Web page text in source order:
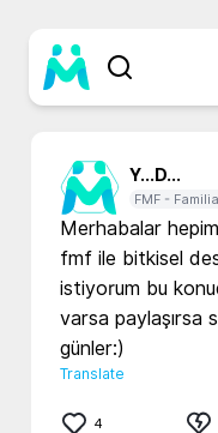
Y...D...
FMF -
Merhabalar
fmf ile bitkisel
istiyorum bu
varsa paylaşırsa
günler:)
Translate
4